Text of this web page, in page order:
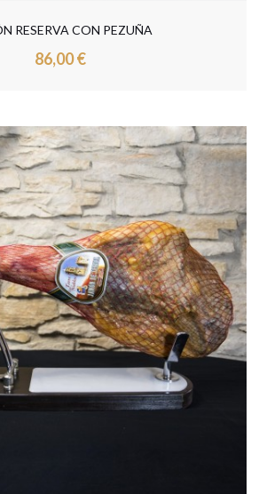
RESERVA CON PEZUÑA
86,00 €